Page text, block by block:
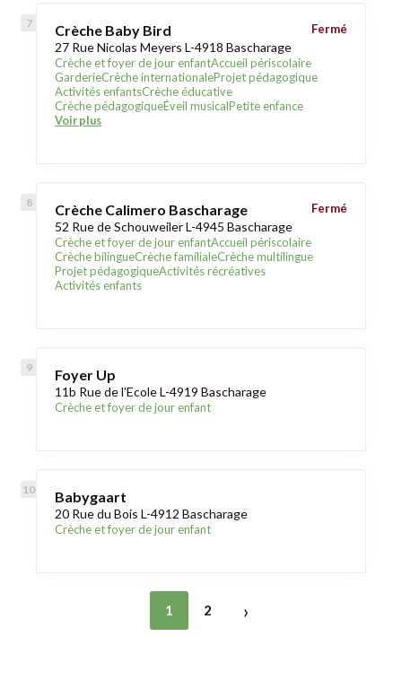
Crèche Baby Bird
27 Rue Nicolas Meyers L-4918 Bascharage
Crèche et foyer de jour enfantAccueil périscolaire
GarderieCrèche internationaleProjet pédagogique
Activités enfantsCrèche éducative
Crèche pédagogiqueÉveil musicalPetite enfance
Voir plus
Fermé
Crèche Calimero Bascharage
52 Rue de Schouweiler L-4945 Bascharage
Crèche et foyer de jour enfantAccueil périscolaire
Crèche bilingueCrèche familialeCrèche multilingue
Projet pédagogiqueActivités récréatives
Activités enfants
Fermé
Foyer Up
11b Rue de l'Ecole L-4919 Bascharage
Crèche et foyer de jour enfant
Babygaart
20 Rue du Bois L-4912 Bascharage
Crèche et foyer de jour enfant
1 2 ›